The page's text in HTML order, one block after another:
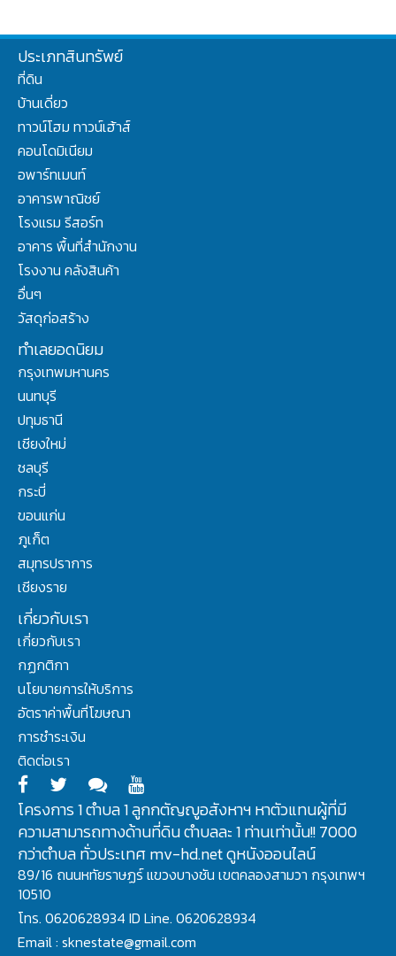
ประเภทสินทรัพย์
ที่ดิน
บ้านเดี่ยว
ทาวน์โฮม ทาวน์เฮ้าส์
คอนโดมิเนียม
อพาร์ทเมนท์
อาคารพาณิชย์
โรงแรม รีสอร์ท
อาคาร พื้นที่สำนักงาน
โรงงาน คลังสินค้า
อื่นๆ
วัสดุก่อสร้าง
ทำเลยอดนิยม
กรุงเทพมหานคร
นนทบุรี
ปทุมธานี
เชียงใหม่
ชลบุรี
กระบี่
ขอนแก่น
ภูเก็ต
สมุทรปราการ
เชียงราย
เกี่ยวกับเรา
เกี่ยวกับเรา
กฏกติกา
นโยบายการให้บริการ
อัตราค่าพื้นที่โฆษณา
การชำระเงิน
ติดต่อเรา
โครงการ 1 ตำบล 1 ลูกกตัญญูอสังหาฯ หาตัวแทนผู้ที่มี
ความสามารถทางด้านที่ดิน ตำบลละ 1 ท่านเท่านั้น!! 7000
กว่าตำบล ทั่วประเทศ mv-hd.net ดูหนังออนไลน์
89/16 ถนนหทัยราษฏร์ แขวงบางชัน เขตคลองสามวา กรุงเทพฯ
10510
โทร. 0620628934 ID Line. 0620628934
Email : sknestate@gmail.com